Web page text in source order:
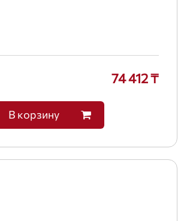
74 412 ₸
В корзину